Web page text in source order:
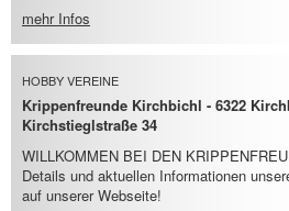
mehr Infos
HOBBY VEREINE
Krippenfreunde Kirchbichl - 6322
Kirchstieglstraße 34
WILLKOMMEN BEI DEN
Details und aktuellen Informationen
auf unserer Webseite!